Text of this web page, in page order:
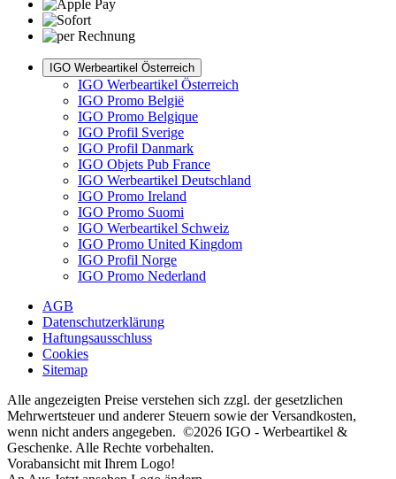
IGO Werbeartikel Österreich
IGO Werbeartikel Österreich
IGO Promo België
IGO Promo Belgique
IGO Profil Sverige
IGO Profil Danmark
IGO Objets Pub France
IGO Werbeartikel Deutschland
IGO Promo Ireland
IGO Promo Suomi
IGO Werbeartikel Schweiz
IGO Promo United Kingdom
IGO Profil Norge
IGO Promo Nederland
AGB
Datenschutzerklärung
Haftungsausschluss
Cookies
Sitemap
Alle angezeigten Preise verstehen sich zzgl. der gesetzlichen
Mehrwertsteuer und anderer Steuern sowie der Versandkosten,
wenn nicht anders angegeben. ©2026 IGO - Werbeartikel &
Geschenke. Alle Rechte vorbehalten.
Vorabansicht mit Ihrem Logo!